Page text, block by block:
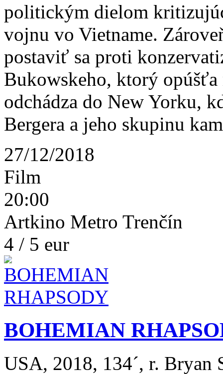
politickým dielom
vojnu vo Vietname.
postaviť sa proti
Bukowskeho, ktorý
odchádza do New Yorku,
Bergera a jeho skupinu
27/12/2018
Film
20:00
Artkino Metro Trenčín
4 / 5 eur
BOHEMIAN
USA, 2018, 134´, r. Bryan